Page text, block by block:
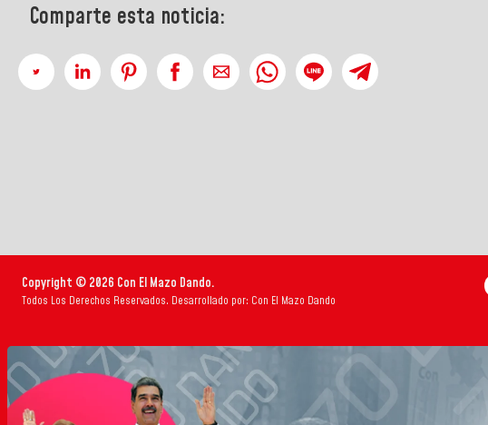
Comparte esta noticia:
Copyright © 2026 Con El Mazo Dando.
Todos Los Derechos Reservados. Desarrollado por: Con El Mazo Dando